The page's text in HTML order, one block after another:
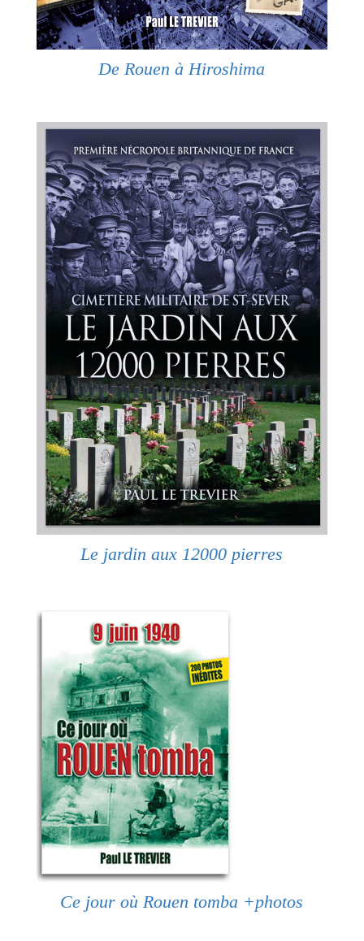
De Rouen à Hiroshima
Le jardin aux 12000 pierres
Ce jour où Rouen tomba +photos